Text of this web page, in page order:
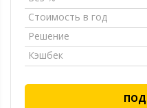
Стоимость в год
Решение
Кэшбек